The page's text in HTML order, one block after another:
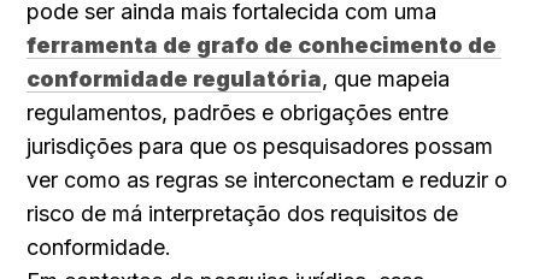
ferramenta de grafo de conhecimento de
conformidade regulatória, que mapeia
regulamentos, padrões e obrigações entre
jurisdições para que os pesquisadores possam
ver como as regras se interconectam e reduzir o
risco de má interpretação dos requisitos de
conformidade.